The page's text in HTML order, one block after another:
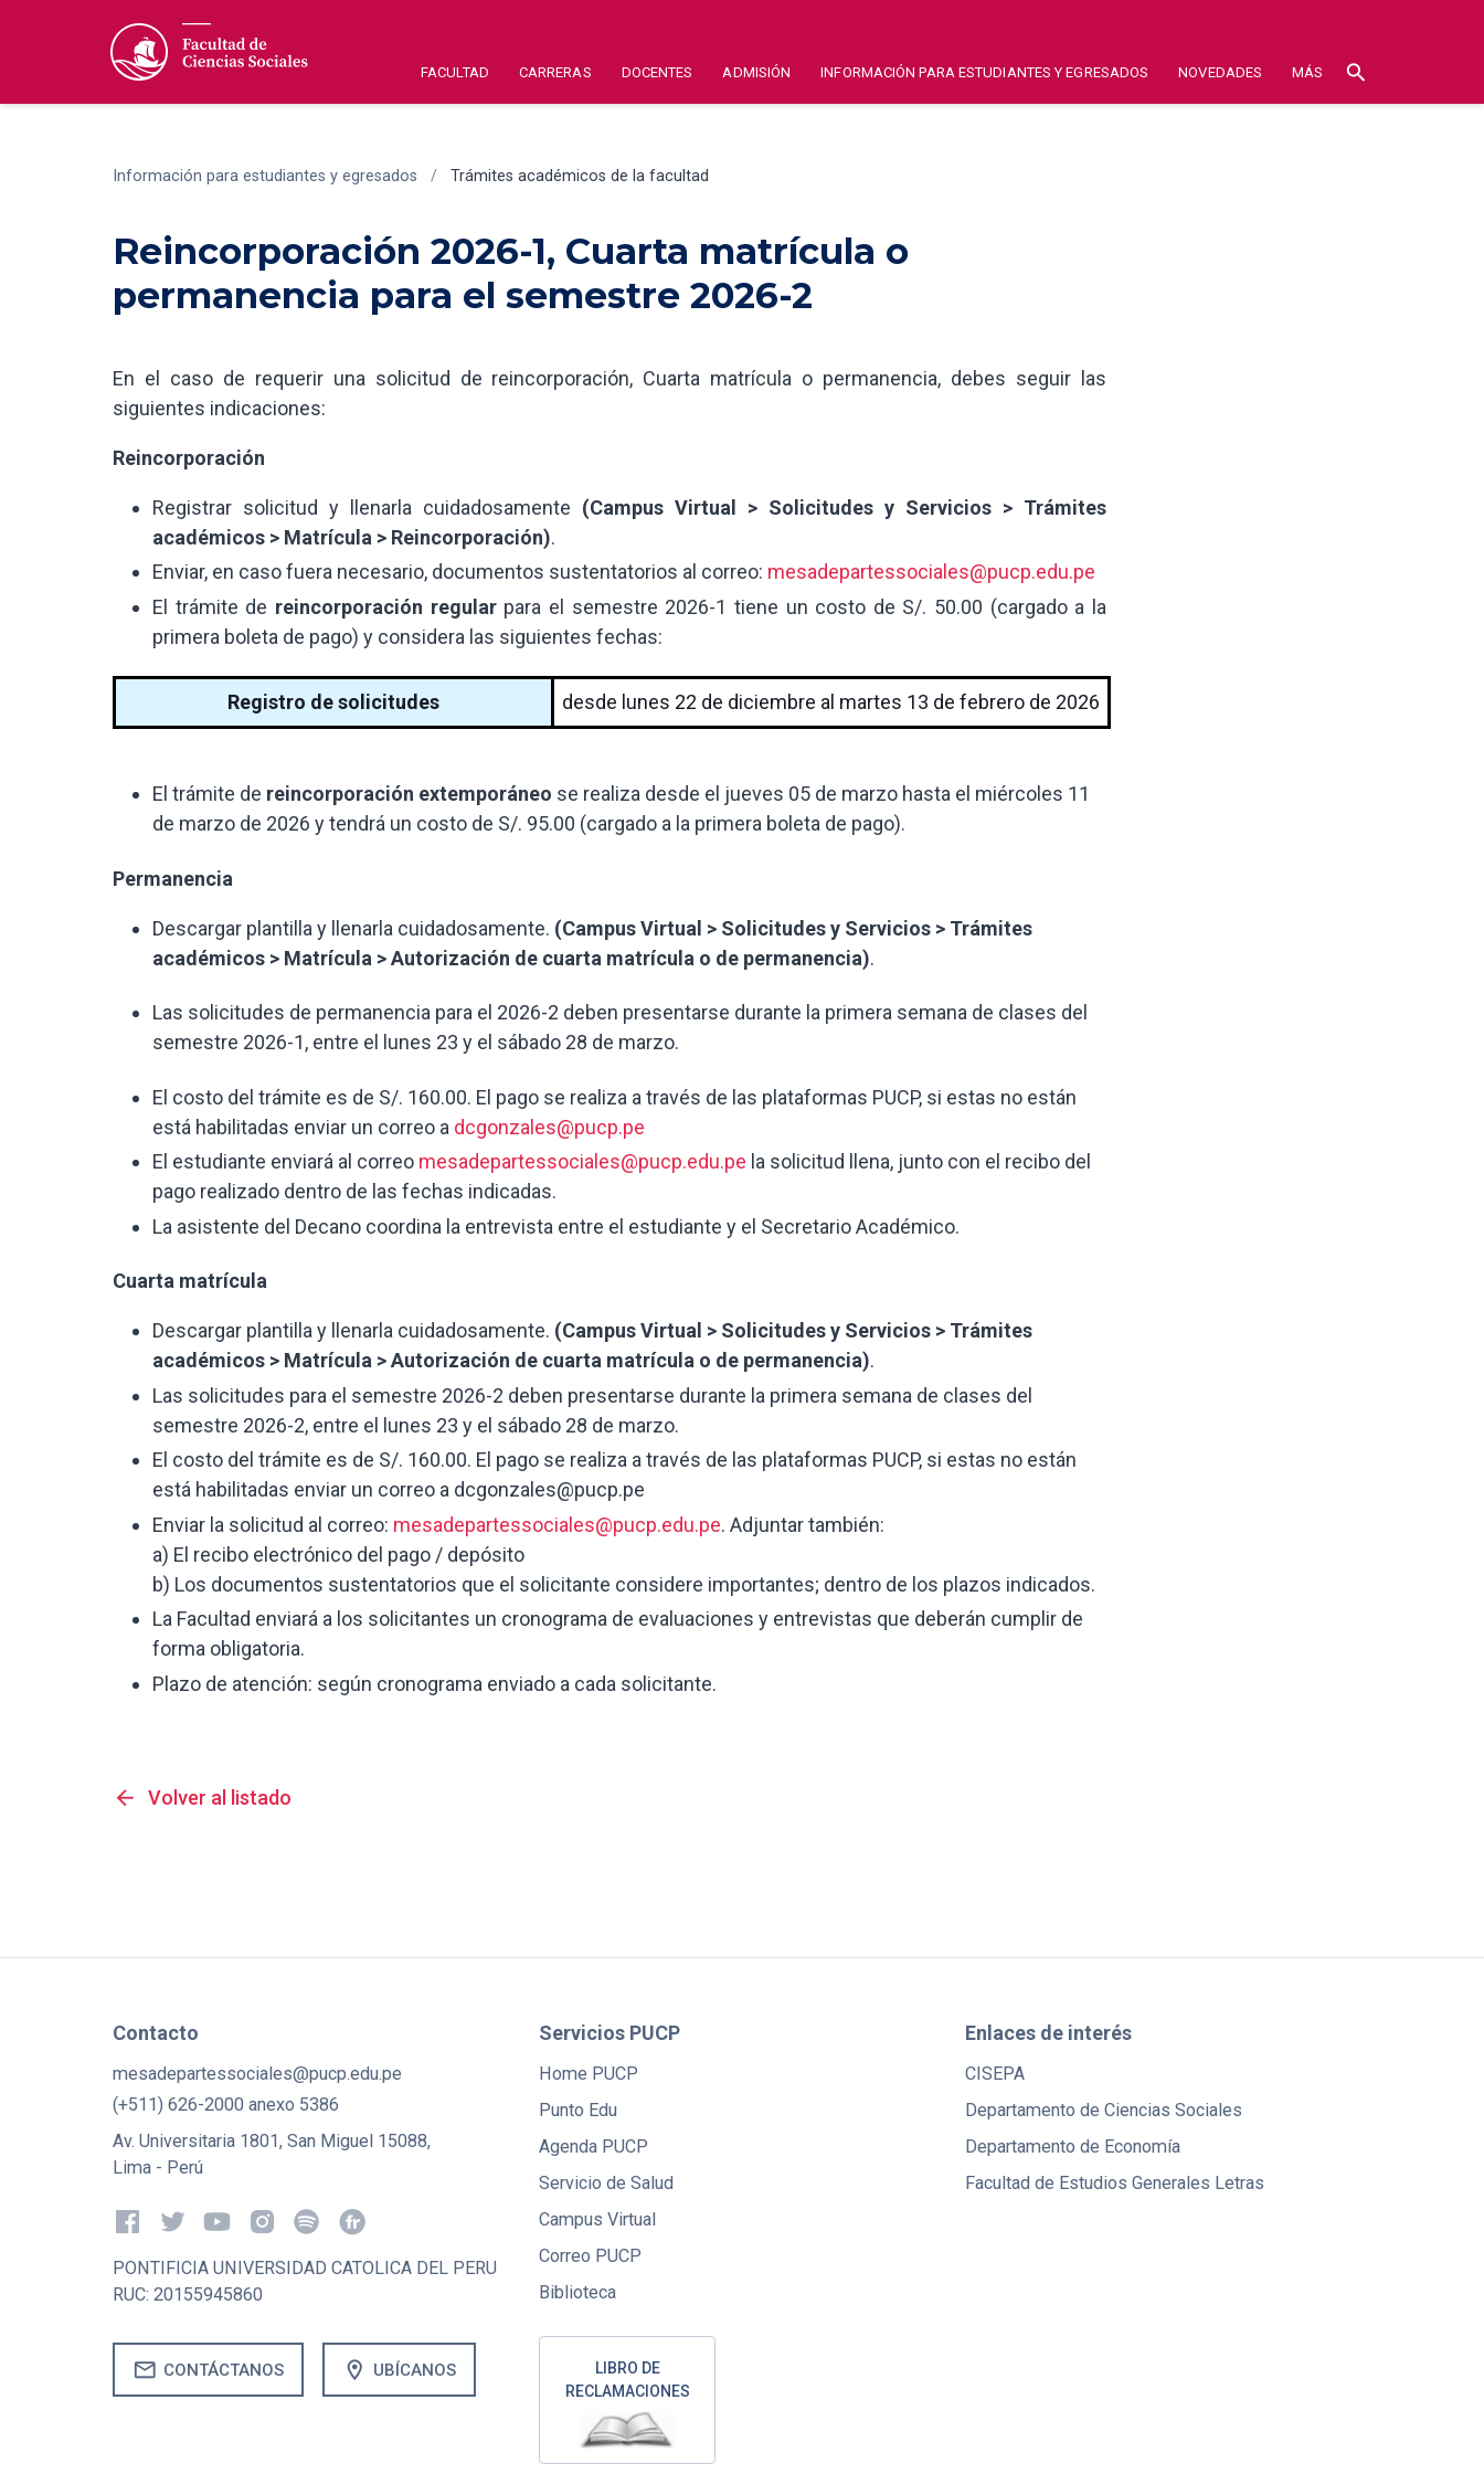
FACULTAD CARRERAS DOCENTES ADMISIÓN INFORMACIÓN PARA ESTUDIANTES Y EGRESADOS NOVEDADES MÁS search
Información para estudiantes y egresados / Trámites académicos de la facultad
Reincorporación 2026-1, Cuarta matrícula o
permanencia para el semestre 2026-2
En el caso de requerir una solicitud de reincorporación, Cuarta matrícula o permanencia, debes seguir las
siguientes indicaciones:
Reincorporación
Registrar solicitud y llenarla cuidadosamente (Campus Virtual > Solicitudes y Servicios > Trámites
académicos > Matrícula > Reincorporación).
Enviar, en caso fuera necesario, documentos sustentatorios al correo: mesadepartessociales@pucp.edu.pe
El trámite de reincorporación regularpara el semestre 2026-1 tiene un costo de S/. 50.00 (cargado a la
primera boleta de pago) y considera las siguientes fechas:
Registro de solicitudes desde lunes 22 de diciembre al martes 13 de febrero de 2026
El trámite de reincorporación extemporáneo se realiza desde el jueves 05 de marzo hasta el miércoles 11
de marzo de 2026 y tendrá un costo de S/. 95.00 (cargado a la primera boleta de pago).
Permanencia
Descargar plantilla y llenarla cuidadosamente. (Campus Virtual > Solicitudes y Servicios > Trámites
académicos > Matrícula > Autorización de cuarta matrícula o de permanencia).
Las solicitudes de permanencia para el 2026-2 deben presentarse durante la primera semana de clases del
semestre 2026-1, entre el lunes 23 y el sábado 28 de marzo.
El costo del trámite es de S/. 160.00. El pago se realiza a través de las plataformas PUCP, si estas no están
está habilitadas enviar un correo a dcgonzales@pucp.pe
El estudiante enviará al correo mesadepartessociales@pucp.edu.pe la solicitud llena, junto con el recibo del
pago realizado dentro de las fechas indicadas.
La asistente del Decano coordina la entrevista entre el estudiante y el Secretario Académico.
Cuarta matrícula
Descargar plantilla y llenarla cuidadosamente. (Campus Virtual > Solicitudes y Servicios > Trámites
académicos > Matrícula > Autorización de cuarta matrícula o de permanencia).
Las solicitudes para el semestre 2026-2 deben presentarse durante la primera semana de clases del
semestre 2026-2, entre el lunes 23 y el sábado 28 de marzo.
El costo del trámite es de S/. 160.00. El pago se realiza a través de las plataformas PUCP, si estas no están
está habilitadas enviar un correo a dcgonzales@pucp.pe
Enviar la solicitud al correo: mesadepartessociales@pucp.edu.pe. Adjuntar también:
a) El recibo electrónico del pago / depósito
b) Los documentos sustentatorios que el solicitante considere importantes; dentro de los plazos indicados.
La Facultad enviará a los solicitantes un cronograma de evaluaciones y entrevistas que deberán cumplir de
forma obligatoria.
Plazo de atención: según cronograma enviado a cada solicitante.
arrow_back Volver al listado
Contacto
mesadepartessociales@pucp.edu.pe
(+511) 626-2000 anexo 5386
Av. Universitaria 1801, San Miguel 15088,
Lima - Perú
PONTIFICIA UNIVERSIDAD CATOLICA DEL PERU
RUC: 20155945860
mail CONTÁCTANOS location_on UBÍCANOS
Servicios PUCP
Home PUCP
Punto Edu
Agenda PUCP
Servicio de Salud
Campus Virtual
Correo PUCP
Biblioteca
LIBRO DE
RECLAMACIONES
Enlaces de interés
CISEPA
Departamento de Ciencias Sociales
Departamento de Economía
Facultad de Estudios Generales Letras